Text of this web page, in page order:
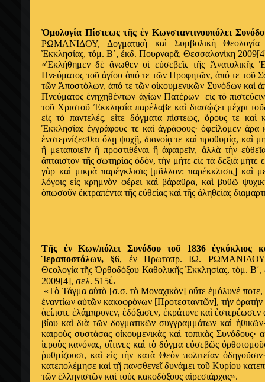
Ὁμολογία Πίστεως τῆςἐν Κωνσταντινουπόλει
ΡΩΜΑΝΙΔΟΥ, Δογματικὴκαὶ ΣυμβολικὴΘεολογία
Ἐκκλησίας, τόμ. Β΄, ἐκδ. Πουρναρᾶ, Θεσσαλονίκη
«Ἐκλήθημεν δὲ ἄνωθεν οἱ εὐσεβεῖς τῆς Ἀνατολικῆς
Πνεύματος τοῦ ἁγίου ἀπό τε τῶν Προφητῶν, ἀπό τε τοῦ
τῶν Ἀποστόλων,ἀπό τε τῶν οἰκουμενικῶν Συνόδων καὶ ἁ
Πνεύματοςἐνηχηθέντων ἁγίων Πατέρων εἰς τὸ
τοῦ Χριστοῦ Ἐκκλησία παρέλαβε καὶ διασῴζει μέχρι τοῦ
εἰς τὸ παντελές, εἴτε δόγματα πίστεως, ὅρους τε καὶ
Ἐκκλησίαςἐγγράφους τε καὶ ἀγράφους·ὀφείλομεν ἄρα
ἐνστερνίζεσθαι ὅλῃψυχῇ, διανοίᾳτε καὶ προθυμίᾳ, καὶ
ἢ μεταποιεῖνἢ προστιθέναιἢ ἀφαιρεῖν, ἀλλὰτὴν εὐθεῖ
ἄπταιστον τῆς σωτηρίας ὁδόν, τὴν μήτε εἰς τὰ δεξιὰμήτε ε
γὰρ καὶ μικρὰπαρέγκλισις [μᾶλλον: παρέκκλισις] καὶ
λόγοις εἰς κρημνὸν φέρει καὶ βάραθρα, καὶ βυθῷ ψυχικ
ὁπωσοῦν ἐκτραπέντα τῆς εὐθείας καὶ τῆς ἀληθείας
Τῆς ἐν Κων/πόλει Συνόδου τοῦ 1836ἐγκύκλιος
Ἱεραποστόλων, §6, ἐν Πρωτοπρ. ΙΩ. ΡΩΜΑΝΙΔΟΥ,
Θεολογία τῆςὈρθοδόξου Καθολικῆς Ἐκκλησίας, τόμ. Β΄,
2009[4], σελ. 515ἑ.
«Τὸ Τάγμα αὐτὸ [σ.σ. τὸΜοναχικὸν] οὔτεἐμόλυνέ ποτε,
ἐναντίων αὐτῶν κακοφρόνων [Προτεσταντῶν], τὴν ὁρατὴν
ἀείποτεἐλάμπρυνεν,ἐδόξασεν, ἐκράτυνε καὶ ἐστερέωσεν
βίου καὶ διὰ τῶν δογματικῶν συγγραμμάτων καὶ ἠθικῶ
καιροὺς συστάσας οἰκουμενικὰς καὶ τοπικὰς Συνόδους· α
ἱεροὺς κανόνας, οἵτινες καὶ τὸδόγμα εὐσεβῶςὀρθοτομοῦ
ῥυθμίζουσι, καὶ εἰς τὴν κατὰ Θεὸν πολιτείαν ὁδηγοῦ
κατεπολέμησε καὶ τῇ πανσθενεῖδυνάμει τοῦ Κυρίου
τῶν ἑλληνιστῶν καὶ τοὺς κακοδόξους αἱρεσιάρχας».